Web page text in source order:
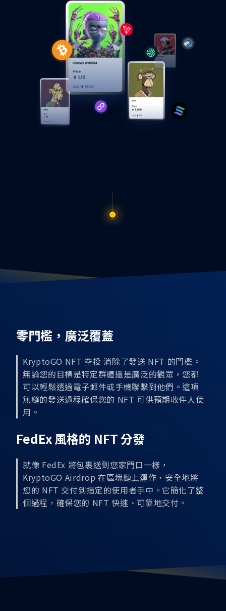
零門檻，廣泛覆蓋
KryptoGO NFT 空投 消除了發送 NFT 的門檻。
無論您的目標是特定群體還是廣泛的觀眾，您都
可以輕鬆透過電子郵件或手機聯繫到他們。這項
無縫的發送過程確保您的 NFT 可供預期收件人使
用。
FedEx 風格的 NFT 分發
就像 FedEx 將包裹送到您家門口一樣，
KryptoGO Airdrop 在區塊鏈上運作，安全地將
您的 NFT 交付到指定的使用者手中。它簡化了整
個過程，確保您的 NFT 快速、可靠地交付。